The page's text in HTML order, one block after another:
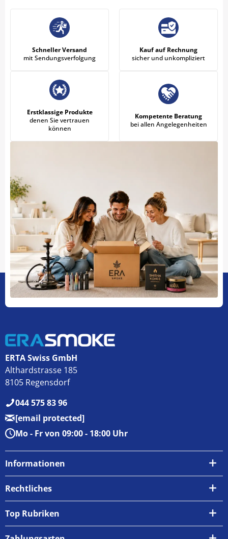
Schneller Versand
mit Sendungsverfolgung
Kauf auf Rechnung
sicher und unkompliziert
Erstklassige Produkte
denen Sie vertrauen
können
Kompetente Beratung
bei allen Angelegenheiten
ERTA Swiss GmbH
Althardstrasse 185
8105 Regensdorf
044 575 83 96
[email protected]
Mo - Fr von 09:00 - 18:00 Uhr
Informationen
Über uns
Zahlungsarten
Rechtliches
AGB
Top Rubriken